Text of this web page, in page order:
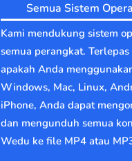
Semua Sistem
Kami mendukung sistem
semua perangkat. Terlepas
apakah Anda
Windows, Mac, Linux,
iPhone, Anda dapat
dan mengunduh semua
Wedu ke file MP4 atau